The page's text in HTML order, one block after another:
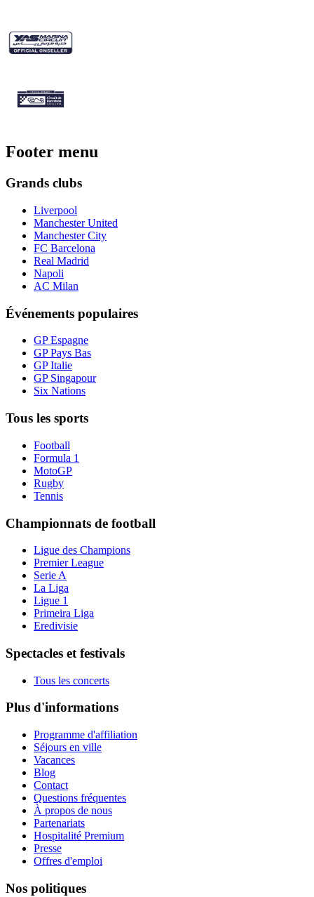
Footer menu
Grands clubs
Liverpool
Manchester United
Manchester City
FC Barcelona
Real Madrid
Napoli
AC Milan
Événements populaires
GP Espagne
GP Pays Bas
GP Italie
GP Singapour
Six Nations
Tous les sports
Football
Formula 1
MotoGP
Rugby
Tennis
Championnats de football
Ligue des Champions
Premier League
Serie A
La Liga
Ligue 1
Primeira Liga
Eredivisie
Spectacles et festivals
Tous les concerts
Plus d'informations
Programme d'affiliation
Séjours en ville
Vacances
Blog
Contact
Questions fréquentes
À propos de nous
Partenariats
Hospitalité Premium
Presse
Offres d'emploi
Nos politiques